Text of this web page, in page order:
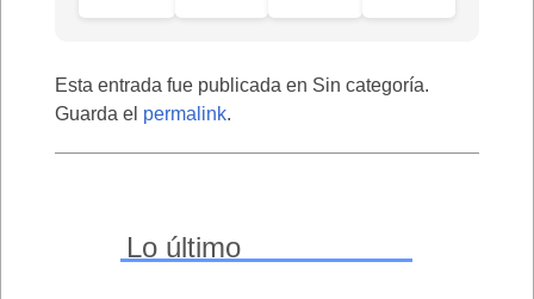
Esta entrada fue publicada en Sin categoría.
Guarda el permalink.
Lo último